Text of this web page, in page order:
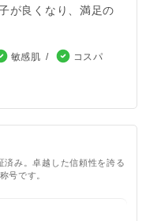
が良くなり、満足の
敏感肌
コスパ
済み。卓越した信頼性を誇る
号です。